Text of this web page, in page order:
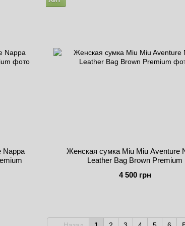
Nappa
Женская сумка Miu Miu Aventure
Leather Bag Brown Premium
4 500 грн